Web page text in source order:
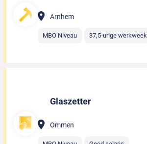
Arnhem
MBO Niveau 37,5-urige werkweek
Glaszetter
Ommen